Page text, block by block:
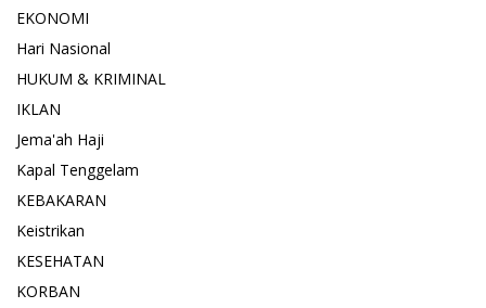
EKONOMI
Hari Nasional
HUKUM & KRIMINAL
IKLAN
Jema'ah Haji
Kapal Tenggelam
KEBAKARAN
Keistrikan
KESEHATAN
KORBAN